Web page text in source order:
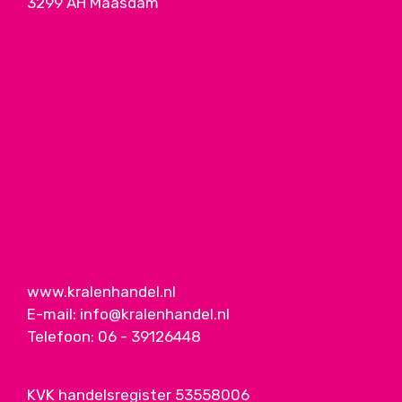
www.kralenhandel.nl
E-mail: info@kralenhandel.nl
Telefoon: 06 - 39126448
KVK handelsregister 53558006